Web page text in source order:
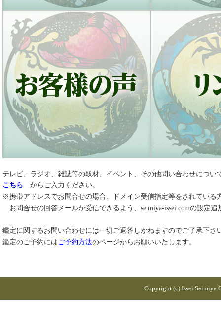
テレビ、ラジオ、雑誌等の取材、イベント、その他問い合わせについ
こちら からご入力ください。
※携帯アドレスでお問合せの場合、ドメイン受信指定等をされている
お問合せの回答メールが受信できるよう、seimiya-issei.comの設定追
鑑定に関するお問い合わせには一切ご返答しかねますのでご了承下さ
鑑定のご予約にはご予約方法のページからお願いいたします。
Copyright (c) Issei Seimiya